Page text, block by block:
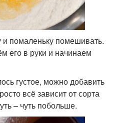
помаленьку помешивать.
его в руки и начинаем
густое, можно добавить
всё зависит от сорта
– чуть побольше.